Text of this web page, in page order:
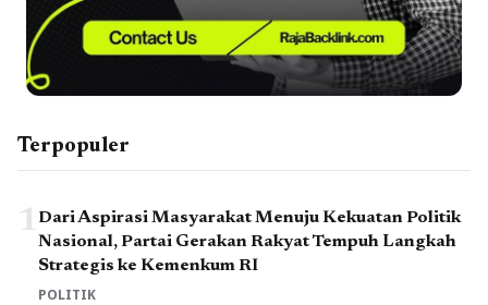
Terpopuler
1 Dari Aspirasi Masyarakat Menuju Kekuatan Politik
Nasional, Partai Gerakan Rakyat Tempuh Langkah
Strategis ke Kemenkum RI
POLITIK